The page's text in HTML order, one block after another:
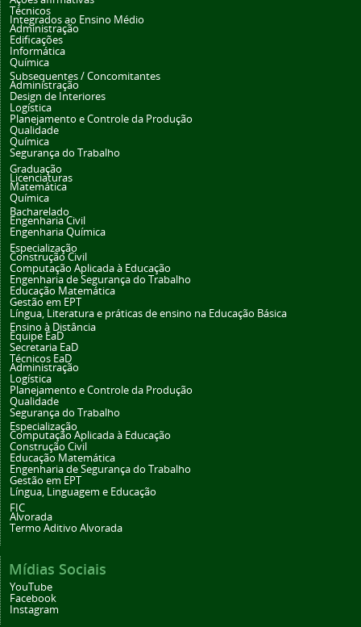
Técnicos
Integrados ao Ensino Médio
Administração
Edificações
Informática
Química
Subsequentes / Concomitantes
Administração
Design de Interiores
Logística
Planejamento e Controle da Produção
Qualidade
Química
Segurança do Trabalho
Graduação
Licenciaturas
Matemática
Química
Bacharelado
Engenharia Civil
Engenharia Química
Especialização
Construção Civil
Computação Aplicada à Educação
Engenharia de Segurança do Trabalho
Educação Matemática
Gestão em EPT
Língua, Literatura e práticas de ensino na Educação Básica
Ensino à Distância
Equipe EaD
Secretaria EaD
Técnicos EaD
Administração
Logística
Planejamento e Controle da Produção
Qualidade
Segurança do Trabalho
Especialização
Computação Aplicada à Educação
Construção Civil
Educação Matemática
Engenharia de Segurança do Trabalho
Gestão em EPT
Língua, Linguagem e Educação
FIC
Alvorada
Termo Aditivo Alvorada
Mídias Sociais
YouTube
Facebook
Instagram